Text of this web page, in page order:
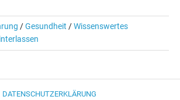
/Gesundheit /Wissenswertes
DATENSCHUTZERKLÄRUNG